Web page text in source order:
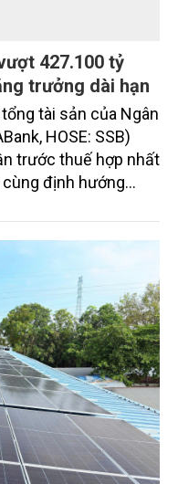
được tạo nên bởi
ấy: sự riêng tư, an
và hệ tiện ích, dịch
họ.
427.100 tỷ
trưởng dài hạn
tài sản của Ngân
HOSE: SSB)
trước thuế hợp nhất